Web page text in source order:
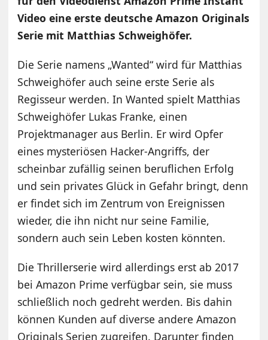
Video eine erste deutsche Amazon Originals
Serie mit Matthias Schweighöfer.
Die Serie namens „Wanted“ wird für Matthias
Schweighöfer auch seine erste Serie als
Regisseur werden. In Wanted spielt Matthias
Schweighöfer Lukas Franke, einen
Projektmanager aus Berlin. Er wird Opfer
eines mysteriösen Hacker-Angriffs, der
scheinbar zufällig seinen beruflichen Erfolg
und sein privates Glück in Gefahr bringt, denn
er findet sich im Zentrum von Ereignissen
wieder, die ihn nicht nur seine Familie,
sondern auch sein Leben kosten könnten.
Die Thrillerserie wird allerdings erst ab 2017
bei Amazon Prime verfügbar sein, sie muss
schließlich noch gedreht werden. Bis dahin
können Kunden auf diverse andere Amazon
Originals Serien zugreifen. Darunter finden